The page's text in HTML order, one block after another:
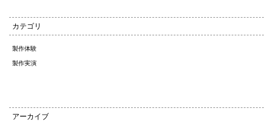
カテゴリ
製作体験
製作実演
アーカイブ